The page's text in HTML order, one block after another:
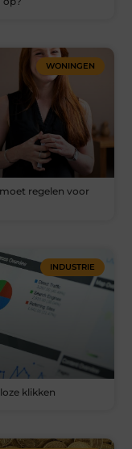
WONINGEN
regelen voor
INDUSTRIE
klikken